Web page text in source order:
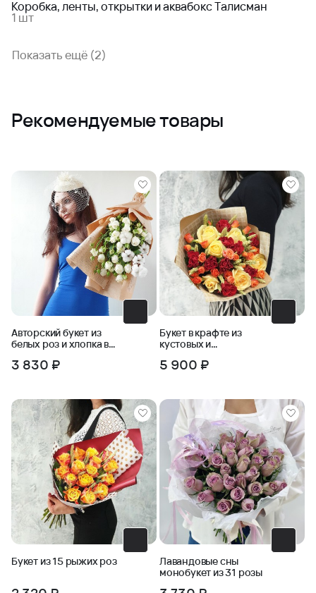
Коробка, ленты, открытки и аквабокс Талисман
1 шт
Показать ещё (2)
Рекомендуемые товары
Авторский букет из
белых роз и хлопка в
3 830 ₽
Букет в крафте из
кустовых и
пшеницей
5 900 ₽
Букет из 15 рыжих роз
Лавандовые сны
монобукет из 31 розы